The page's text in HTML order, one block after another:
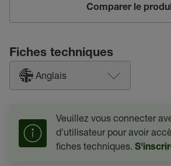
Comparer le
Fiches techniques
Anglais
Veuillez vous connecter
d'utilisateur pour avoir
fiches techniques.